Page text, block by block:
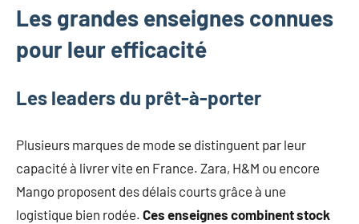
Les grandes enseignes connues
pour leur efficacité
Les leaders du prêt-à-porter
Plusieurs marques de mode se distinguent par leur
capacité à livrer vite en France. Zara, H&M ou encore
Mango proposent des délais courts grâce à une
logistique bien rodée. Ces enseignes combinent stock